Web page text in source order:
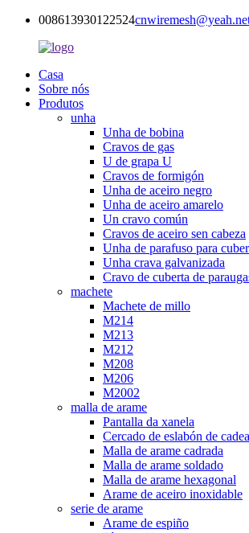
008613930122524
Casa
Sobre nós
Produtos
unha
Unha de bobina
Cravos de gas
U de grapa U
Cravos de formigón
Unha de aceiro negro
Unha de aceiro amarelo
Un cravo común
Cravos de aceiro sen cabeza
Unha de parafuso para
Unha crava galvanizada
Cravo de cuberta de
machete
Machete de millo
M214
M213
M212
M208
M206
M2002
malla de arame
Pantalla da xanela
Cercado de eslabón de cadea
Malla de arame cadrada
Malla de arame soldado
Malla de arame hexagonal
Arame de aceiro inoxidable
serie de arame
Arame de espiño